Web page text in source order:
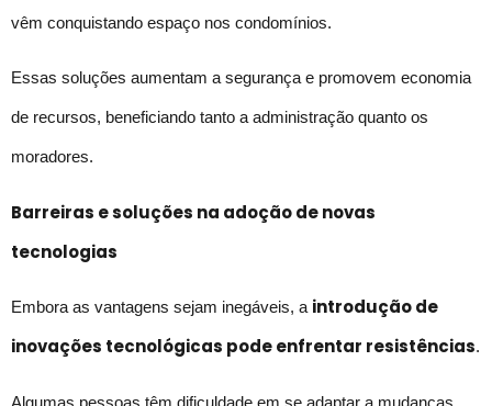
vêm conquistando espaço nos condomínios.
Essas soluções aumentam a segurança e promovem economia
de recursos, beneficiando tanto a administração quanto os
moradores.
Barreiras e soluções na adoção de novas
tecnologias
Embora as vantagens sejam inegáveis, a introdução de
inovações tecnológicas pode enfrentar resistências.
Algumas pessoas têm dificuldade em se adaptar a mudanças,